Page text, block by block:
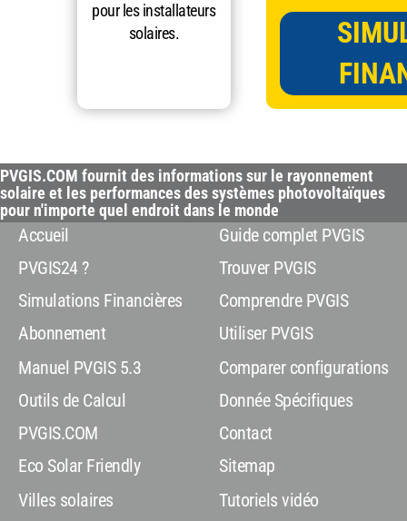
pour les installateurs
solaires.
PVGIS.COM fournit des informations sur le rayonnement
solaire et les performances des systèmes photovoltaïques
pour n'importe quel endroit dans le monde
Accueil
PVGIS24 ?
Simulations Financières
Abonnement
Manuel PVGIS 5.3
Outils de Calcul
PVGIS.COM
Eco Solar Friendly
Villes solaires
Guide complet PVGIS
Trouver PVGIS
Comprendre PVGIS
Utiliser PVGIS
Comparer configurations
Donnée Spécifiques
Contact
Sitemap
Tutoriels vidéo